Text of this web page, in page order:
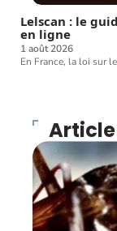
Lelscan : le
en ligne
1 août 2026
En France, la loi sur